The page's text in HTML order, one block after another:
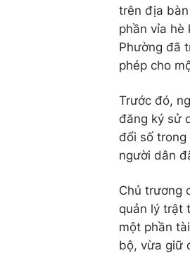
trên địa
phần vỉa hè
Phường đã
phép cho
Trước đó,
đăng ký sử
đổi số
người dân
Chủ trương
quản lý trật
một phần
bộ, vừa giữ